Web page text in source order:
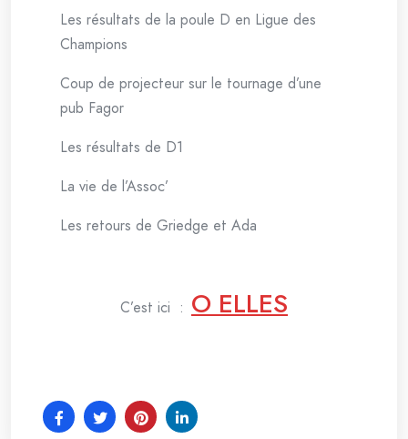
Les résultats de la poule D en Ligue des
Champions
Coup de projecteur sur le tournage d’une
pub Fagor
Les résultats de D1
La vie de l’Assoc’
Les retours de Griedge et Ada
C’est ici : O ELLES